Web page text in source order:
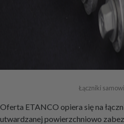
Łączniki
Oferta ETANCO opiera się na
utwardzanej powierzchniowo